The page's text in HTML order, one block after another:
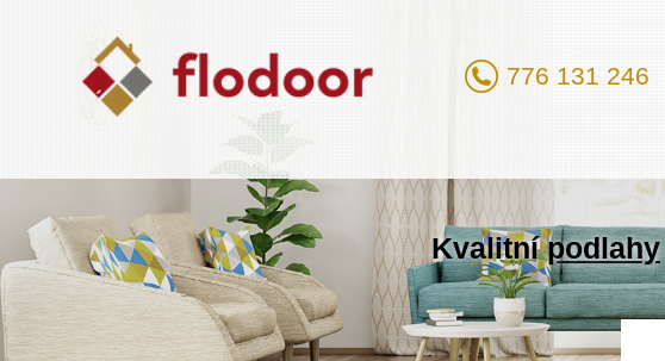
776 131 246
Kvalitnípodlahy